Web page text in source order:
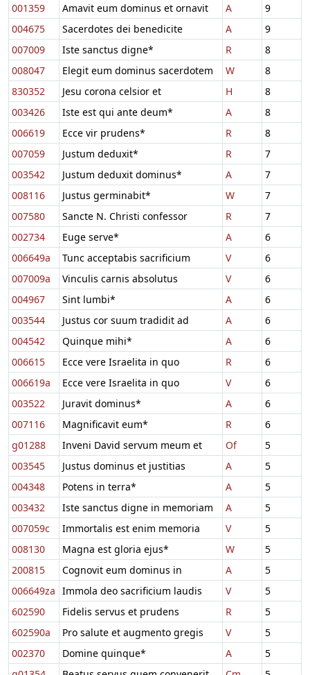
001359
Amavit eum dominus et ornavit A
9
004675
Sacerdotes dei benedicite A
9
007009
Iste sanctus digne* R
8
008047
Elegit eum dominus sacerdotem W
8
830352
Jesu corona celsior et H
8
003426
Iste est qui ante deum* A
8
006619
Ecce vir prudens* R
8
007059
Justum deduxit* R
7
003542
Justum deduxit dominus* A
7
008116
Justus germinabit* W
7
007580
Sancte N. Christi confessor R
7
002734
Euge serve* A
6
006649a
Tunc acceptabis sacrificium V
6
007009a
Vinculis carnis absolutus V
6
004967
Sint lumbi* A
6
003544
Justus cor suum tradidit ad A
6
004542
Quinque mihi* A
6
006615
Ecce vere Israelita in quo R
6
006619a
Ecce vere Israelita in quo V
6
003522
Juravit dominus* A
6
007116
Magnificavit eum* R
6
g01288
Inveni David servum meum et Of
5
003545
Justus dominus et justitias A
5
004348
Potens in terra* A
5
003432
Iste sanctus digne in memoriam A
5
007059c
Immortalis est enim memoria V
5
008130
Magna est gloria ejus* W
5
200815
Cognovit eum dominus in A
5
006649za Immola deo sacrificium laudis V
5
602590
Fidelis servus et prudens R
5
602590a
Pro salute et augmento gregis V
5
002370
Domine quinque* A
5